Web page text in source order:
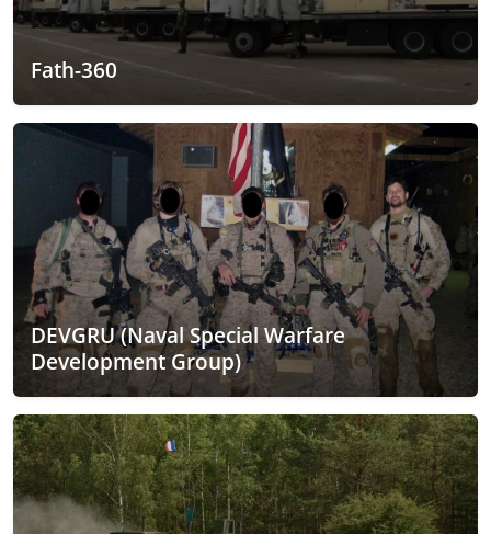
Fath-360
DEVGRU (Naval Special Warfare
Development Group)